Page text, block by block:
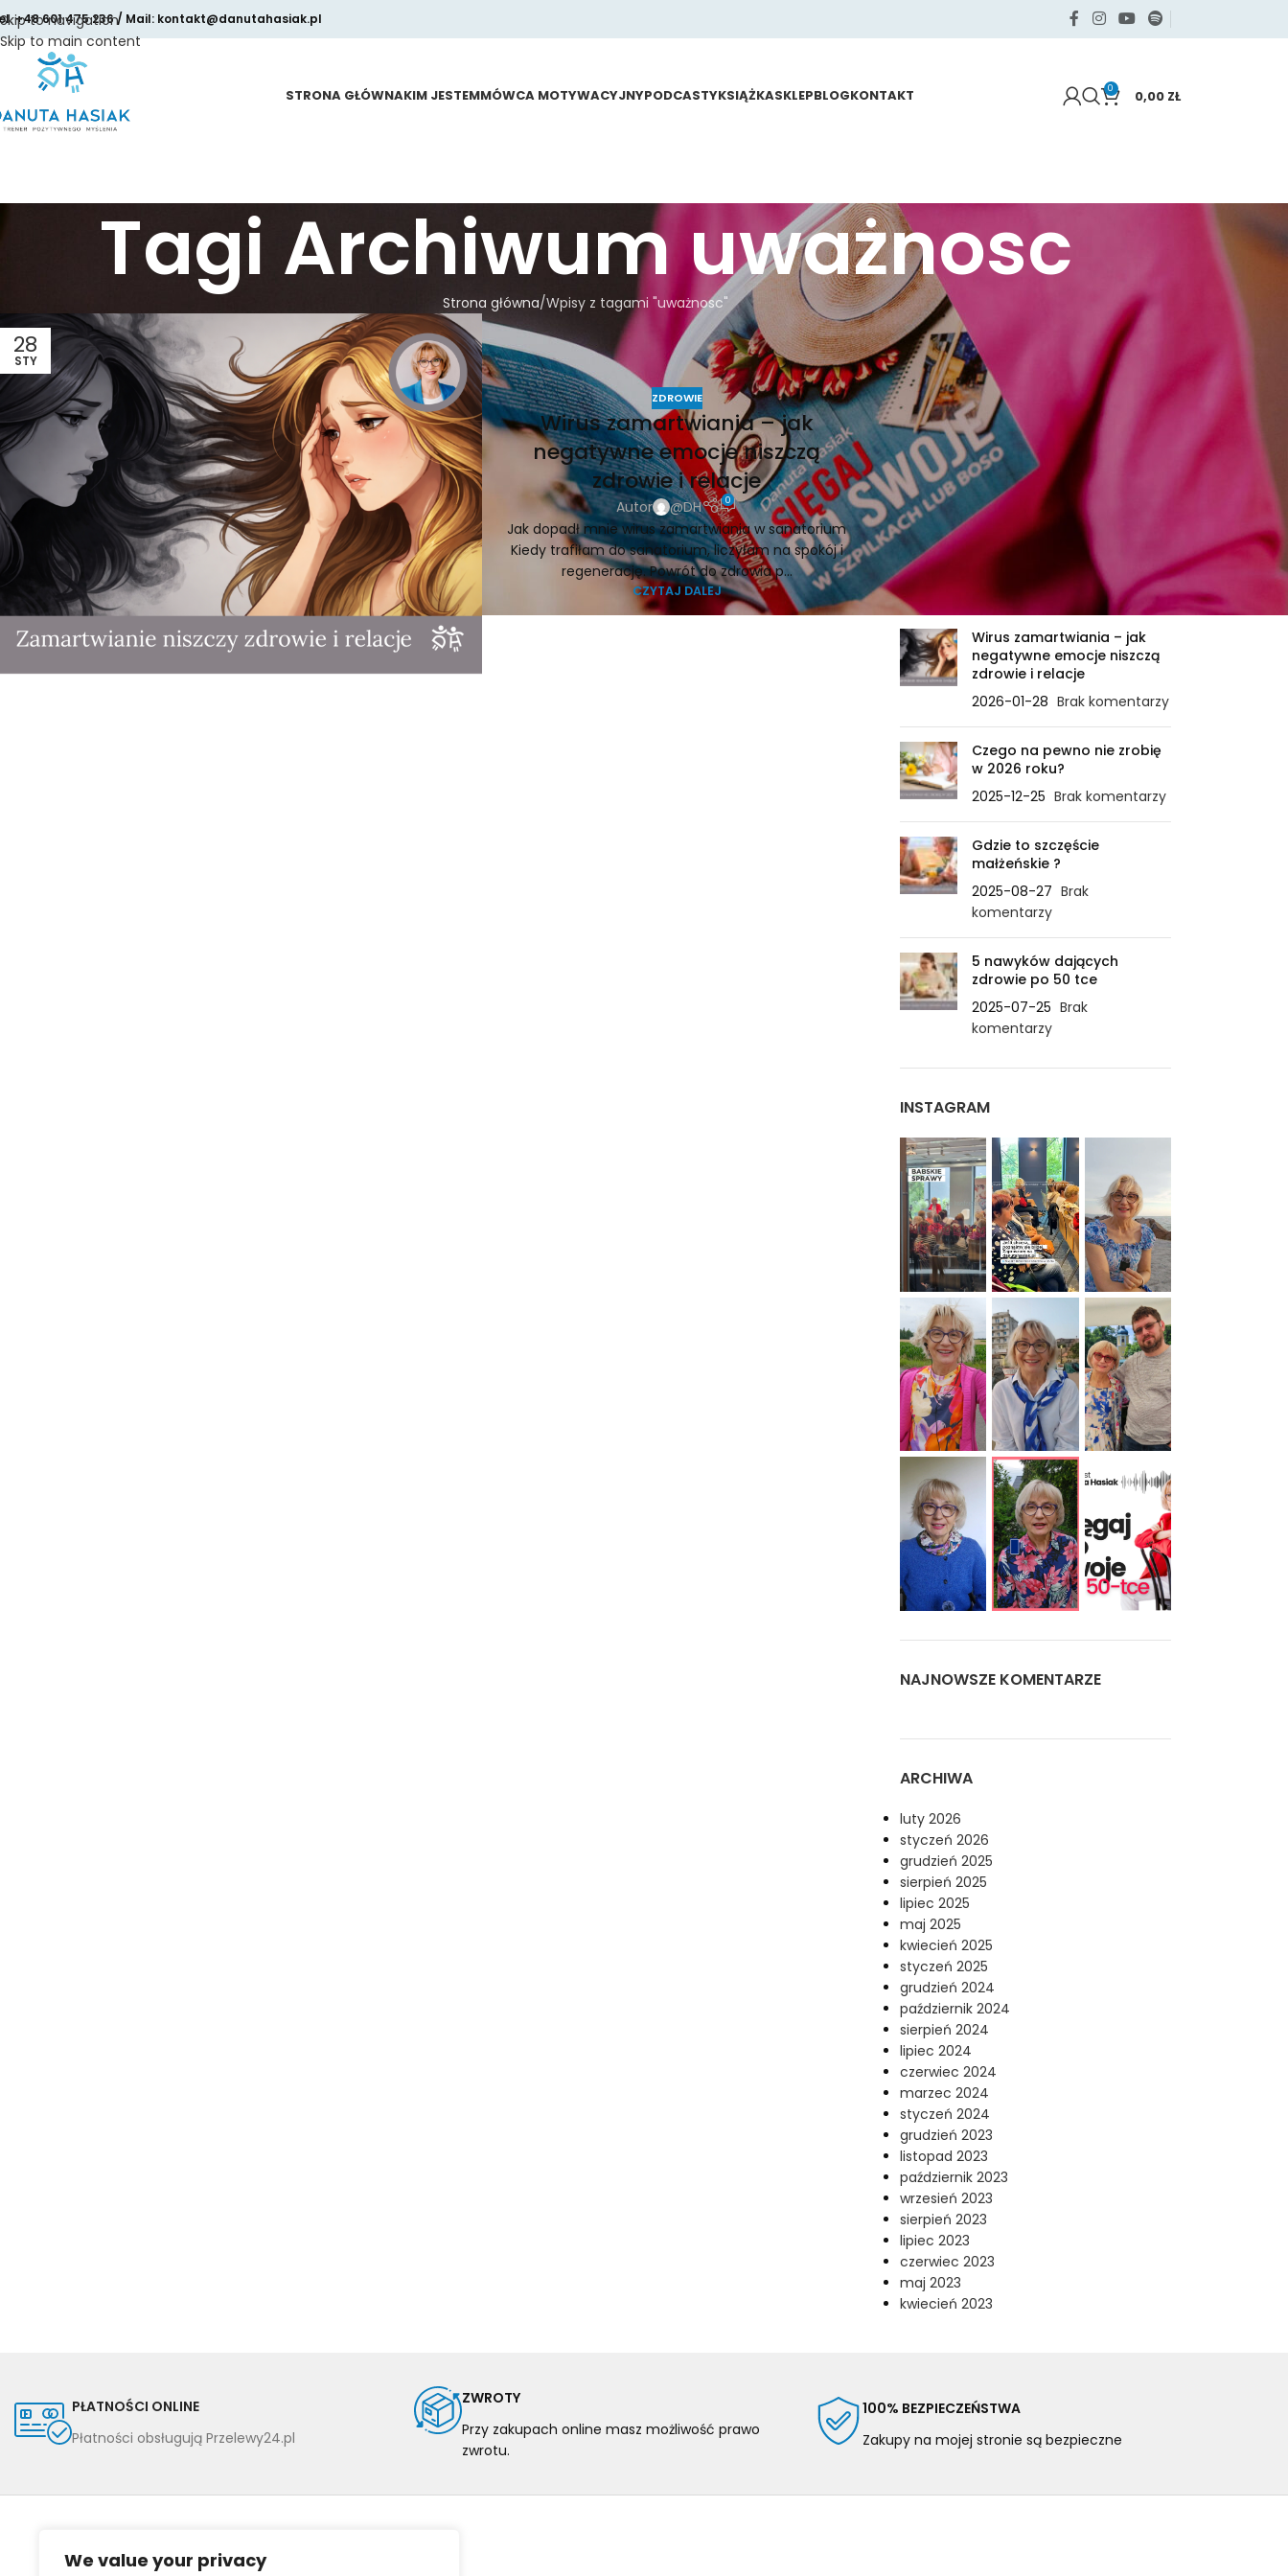
We value your privacy
Skip to navigation
Skip to main content
+48 601 475 236 / Mail: kontakt@danutahasiak.pl
STRONA GŁÓWNAKIM JESTEMMÓWCA MOTYWACYJNYPODCASTYKSIĄŻKASKLEPBLOGKONTAKT 0 0,00 ZŁ
Tagi Archiwum uważnosc
Strona główna Wpisy z tagami "uważnosc"
28
STY
ZDROWIE
Wirus zamartwiania – jak
negatywne emocje niszczą
zdrowie i relacje
Autor @DH 0
Jak dopadł mnie wirus zamartwiania w sanatorium
Kiedy trafiłam do sanatorium, liczyłam na spokój i
regenerację. Powrót do zdrowia p...
CZYTAJ DALEJ
KATEGORIE
Samo życie
Sięgaj po swoje
Zdrowie
OSTATNIE WPISY
Zanim ciało powie STOP – ile
sygnałów jeszcze
2026-02-21 Brak komentarzy
Wirus zamartwiania – jak
negatywne emocje niszczą
zdrowie i relacje
2026-01-28 Brak komentarzy
Czego na pewno nie zrobię
w 2026 roku?
2025-12-25 Brak komentarzy
Gdzie to szczęście
małżeńskie ?
2025-08-27 Brak
komentarzy
5 nawyków dających
zdrowie po 50 tce
2025-07-25 Brak
komentarzy
INSTAGRAM
NAJNOWSZE KOMENTARZE
ARCHIWA
luty 2026
styczeń 2026
grudzień 2025
sierpień 2025
lipiec 2025
maj 2025
kwiecień 2025
styczeń 2025
grudzień 2024
październik 2024
sierpień 2024
lipiec 2024
czerwiec 2024
marzec 2024
styczeń 2024
grudzień 2023
listopad 2023
październik 2023
wrzesień 2023
sierpień 2023
lipiec 2023
czerwiec 2023
maj 2023
kwiecień 2023
PŁATNOŚCI ONLINE
Płatności obsługują Przelewy24.pl
ZWROTY
Przy zakupach online masz możliwość prawo
zwrotu.
100% BEZPIECZEŃSTWA
Zakupy na mojej stronie są bezpieczne